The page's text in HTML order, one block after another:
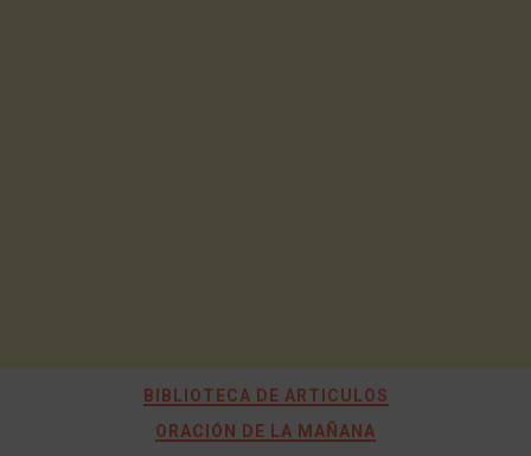
BIBLIOTECA DE ARTICULOS
ORACIÓN DE LA MAÑANA